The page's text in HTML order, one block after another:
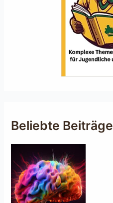
Beliebte Beiträge